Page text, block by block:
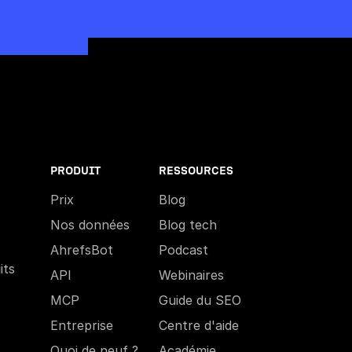
PRODUIT
Prix
Nos données
AhrefsBot
API
MCP
Entreprise
RESSOURCES
Blog
Blog tech
Podcast
Webinaires
Guide du SEO
Centre d'aide